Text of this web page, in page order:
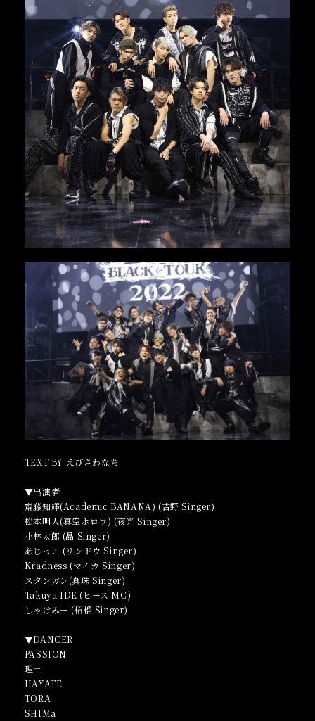
TEXT BY えびさわなち
▼出演者
齋藤知輝(Academic BANANA) (吉野 Singer)
松本明人(真空ホロウ) (夜光 Singer)
小林太郎 (晶 Singer)
あじっこ (リンドウ Singer)
Kradness (マイカ Singer)
スタンガン(真珠 Singer)
Takuya IDE (ヒース MC)
しゃけみー (柘榴 Singer)
▼DANCER
PASSION
理土
HAYATE
TORA
SHIMa